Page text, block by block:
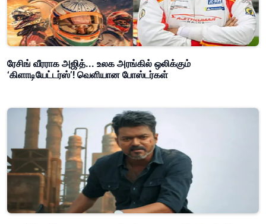
ரேசிங் வீரராக அஜித்... உலக அரங்கில் ஒலிக்கும்
‘கிளாடியேட்டர்ஸ்’! வெளியான போஸ்டர்கள்